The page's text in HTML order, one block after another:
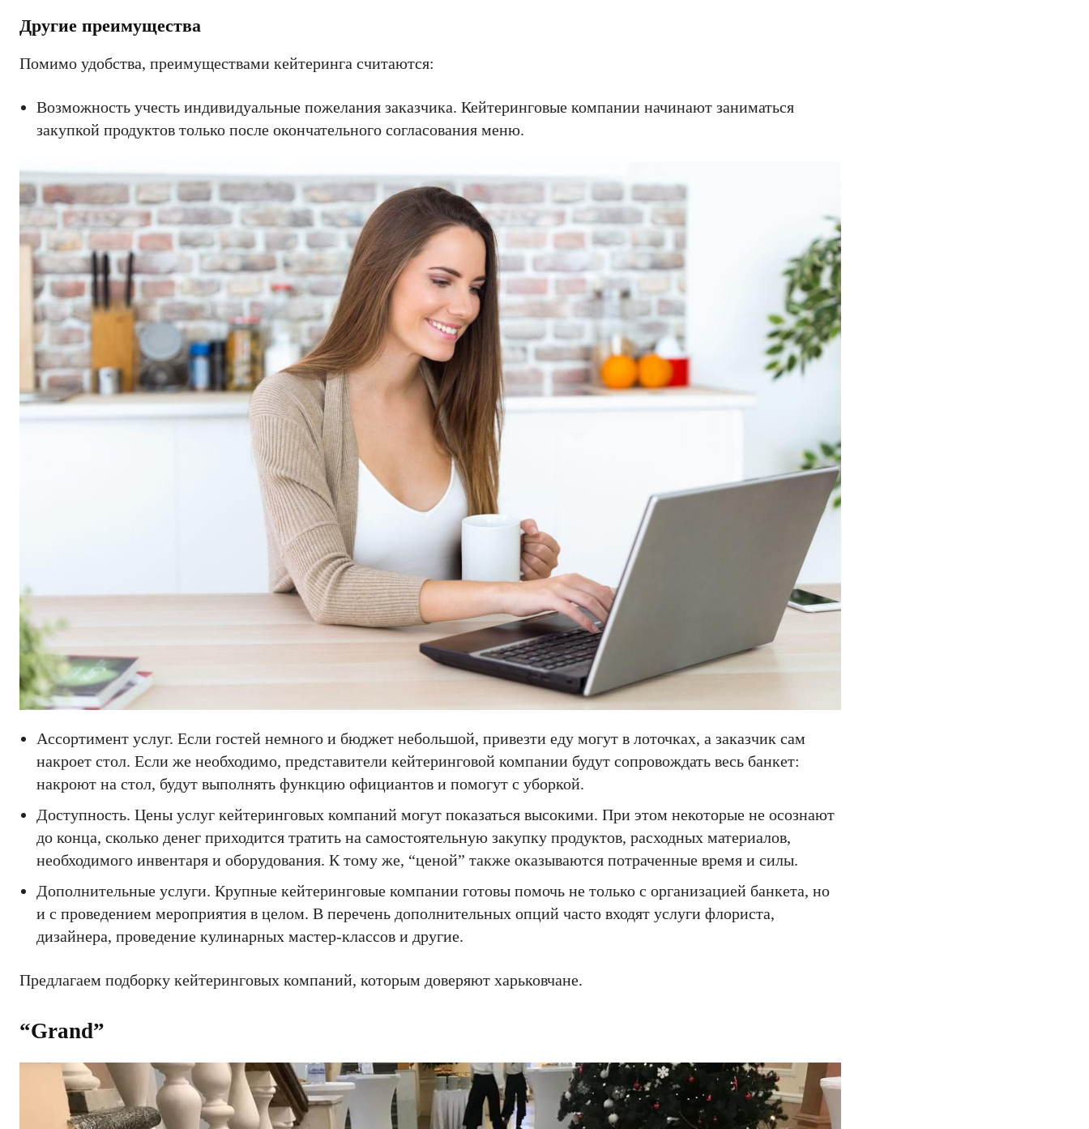
Другие преимущества
Помимо удобства, преимуществами кейтеринга считаются:
Возможность учесть индивидуальные пожелания заказчика. Кейтеринговые компании начинают заниматься
закупкой продуктов только после окончательного согласования меню.
Ассортимент услуг. Если гостей немного и бюджет небольшой, привезти еду могут в лоточках, а заказчик сам
накроет стол. Если же необходимо, представители кейтеринговой компании будут сопровождать весь банкет:
накроют на стол, будут выполнять функцию официантов и помогут с уборкой.
Доступность. Цены услуг кейтеринговых компаний могут показаться высокими. При этом некоторые не осознают
до конца, сколько денег приходится тратить на самостоятельную закупку продуктов, расходных материалов,
необходимого инвентаря и оборудования. К тому же, “ценой” также оказываются потраченные время и силы.
Дополнительные услуги. Крупные кейтеринговые компании готовы помочь не только с организацией банкета, но
и с проведением мероприятия в целом. В перечень дополнительных опций часто входят услуги флориста,
дизайнера, проведение кулинарных мастер-классов и другие.
Предлагаем подборку кейтеринговых компаний, которым доверяют харьковчане.
“Grand”